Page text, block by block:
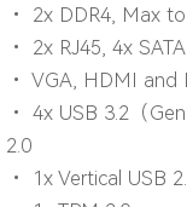
• 2x DDR4, Max
• 2x RJ45, 4x
• VGA, HDMI and
• 4x USB 3.2（
2.0
• 1x Vertical USB